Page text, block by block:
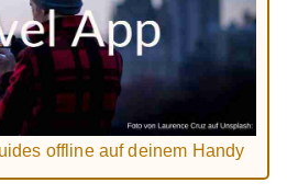
offline auf deinem Handy